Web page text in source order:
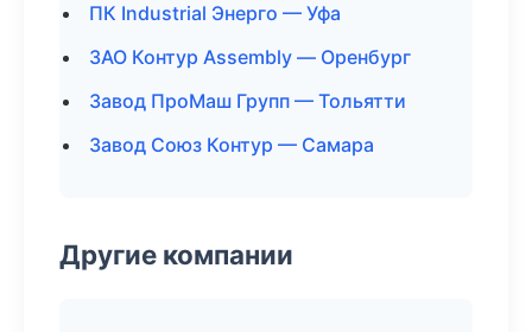
ПК Industrial Энерго — Уфа
ЗАО Контур Assembly — Оренбург
Завод ПроМаш Групп — Тольятти
Завод Союз Контур — Самара
Другие компании